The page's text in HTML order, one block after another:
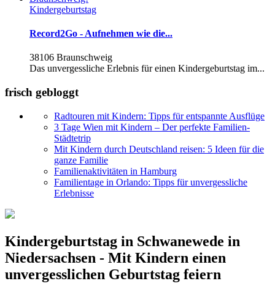
Kindergeburtstag
Record2Go - Aufnehmen wie die...
38106 Braunschweig
Das unvergessliche Erlebnis für einen Kindergeburtstag im...
frisch gebloggt
Radtouren mit Kindern: Tipps für entspannte Ausflüge
3 Tage Wien mit Kindern – Der perfekte Familien-
Städtetrip
Mit Kindern durch Deutschland reisen: 5 Ideen für die
ganze Familie
Familienaktivitäten in Hamburg
Familientage in Orlando: Tipps für unvergessliche
Erlebnisse
Kindergeburtstag in Schwanewede in
Niedersachsen - Mit Kindern einen
unvergesslichen Geburtstag feiern